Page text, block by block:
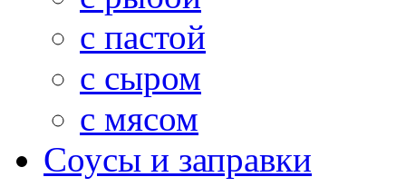
с пастой
с сыром
с мясом
Соусы и заправки